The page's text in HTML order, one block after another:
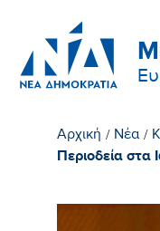
Αρχική / Νέα /
Περιοδεία στα